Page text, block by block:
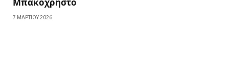
7 ΜΑΡΤΊΟΥ 2026